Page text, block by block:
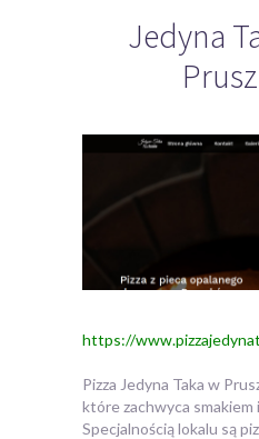
Jedyna
https://
Pizza Jedyna Taka w
które zachwyca smakiem
Specjalnością lokalu są